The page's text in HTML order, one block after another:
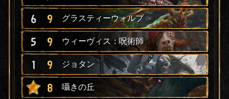
6 9 グラスティーウォルプ
5 9 ウィーヴィス：呪術師
1 9 ジョタン
8 囁きの丘